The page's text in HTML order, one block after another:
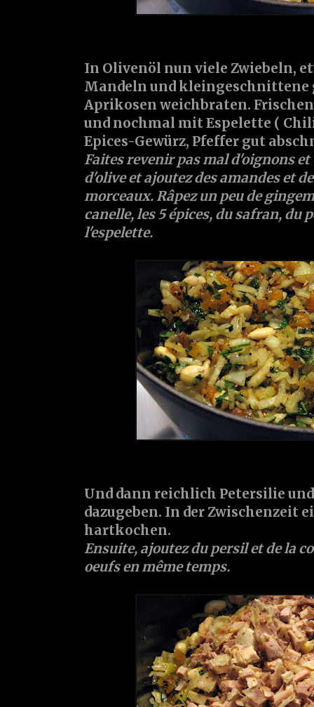
In Olivenöl nun viele Zwiebeln,
Mandeln und kleingeschnittene
Aprikosen weichbraten.
und nochmal mit Espelette (
Epices-Gewürz, Pfeffer gut
Faites revenir pas mal d'oignons
d'olive et ajoutez des amandes et
morceaux. Râpez un peu de
canelle, les 5 épices, du safran, du
l'espelette.
Und dann reichlich Petersilie
dazugeben. In der Zwischenzeit
hartkochen.
Ensuite, ajoutez du persil et de la
oeufs en même temps.